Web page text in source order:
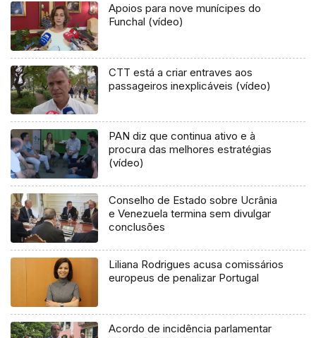
Apoios para nove munícipes do
Funchal (vídeo)
CTT está a criar entraves aos
passageiros inexplicáveis (vídeo)
PAN diz que continua ativo e à
procura das melhores estratégias
(vídeo)
Conselho de Estado sobre Ucrânia
e Venezuela termina sem divulgar
conclusões
Liliana Rodrigues acusa comissários
europeus de penalizar Portugal
Acordo de incidência parlamentar